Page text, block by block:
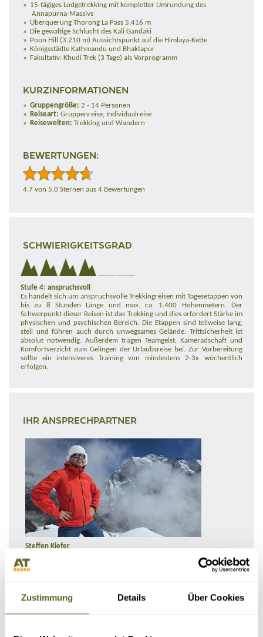
Zustimmung Details Über Cookies
15-tägiges Lodgetrekking mit kompletter Umrundung des
Annapurna-Massivs
Überquerung Thorong La Pass 5.416 m
Die gewaltige Schlucht des Kali Gandaki
Poon Hill (3.210 m) Aussichtspunkt auf die Himlaya-Kette
Königsstädte Kathmandu und Bhaktapur
Fakultativ: Khudi Trek (3 Tage) als Vorprogramm
KURZINFORMATIONEN
Gruppengröße: 2 - 14 Personen
Reiseart: Gruppenreise, Individualreise
Reisewelten: Trekking und Wandern
BEWERTUNGEN:
4,7 von 5,0 Sternen aus 4 Bewertungen
SCHWIERIGKEITSGRAD
Stufe 4: anspruchsvoll
Es handelt sich um anspruchsvolle Trekkingreisen mit Tagesetappen von
bis zu 8 Stunden Länge und max. ca. 1.400 Höhenmetern. Der
Schwerpunkt dieser Reisen ist das Trekking und dies erfordert Stärke im
physischen und psychischen Bereich. Die Etappen sind teilweise lang,
steil und führen auch durch unwegsames Gelände. Trittsicherheit ist
absolut notwendig. Außerdem tragen Teamgeist, Kameradschaft und
Komfortverzicht zum Gelingen der Urlaubsreise bei. Zur Vorbereitung
sollte ein intensiveres Training von mindestens 2-3x wöchentlich
erfolgen.
IHR ANSPRECHPARTNER
Steffen Kiefer
Ihr Ansprechpartner für Nepal, Indien, Bhutan, Sri Lanka, Russland,